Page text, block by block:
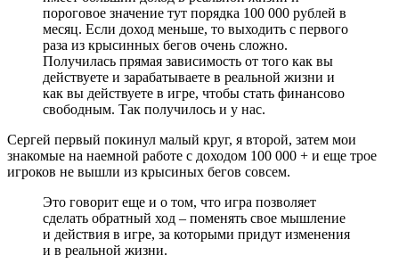
пороговое значение тут порядка 100 000 рублей в
месяц. Если доход меньше, то выходить с первого
раза из крысинных бегов очень сложно.
Получилась прямая зависимость от того как вы
действуете и зарабатываете в реальной жизни и
как вы действуете в игре, чтобы стать финансово
свободным. Так получилось и у нас.
Сергей первый покинул малый круг, я второй, затем мои
знакомые на наемной работе с доходом 100 000 + и еще трое
игроков не вышли из крысиных бегов совсем.
Это говорит еще и о том, что игра позволяет
сделать обратный ход – поменять свое мышление
и действия в игре, за которыми придут изменения
и в реальной жизни.